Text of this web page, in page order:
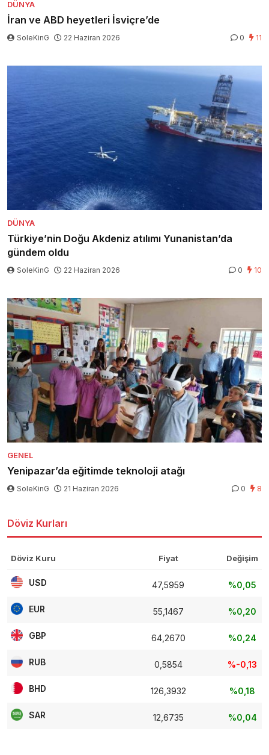
DÜNYA
İran ve ABD heyetleri İsviçre’de
SoleKinG 22 Haziran 2026 0 11
DÜNYA
Türkiye’nin Doğu Akdeniz atılımı Yunanistan’da
gündem oldu
SoleKinG 22 Haziran 2026 0 10
GENEL
Yenipazar’da eğitimde teknoloji atağı
SoleKinG 21 Haziran 2026 0 8
Döviz Kurları
Döviz Kuru Fiyat Değişim
USD 47,5959 %0,05
EUR 55,1467 %0,20
GBP 64,2670 %0,24
RUB 0,5854 %-0,13
BHD 126,3932 %0,18
SAR 12,6735 %0,04